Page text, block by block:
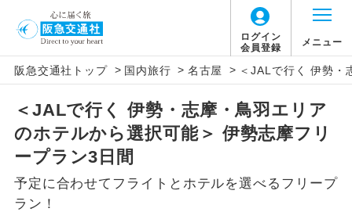
ログイン
会員登録
メニュー
阪急交通社トップ > 国内旅行 > 名古屋 > ＜JALで行く 伊勢・
＜JALで行く 伊勢・志摩・鳥羽エリア
のホテルから選択可能＞ 伊勢志摩フリ
ープラン3日間
予定に合わせてフライトとホテルを選べるフリープ
ラン！
アイコン 説明
添乗員同行
往路出発空港（駅）から復路到着空港
（駅）まで同行します。
現地添乗員同
行
現地到着空港（駅）から最終日出発空港
（駅）まで添乗員が同行します。
「価格変動型ツアー」に関するご案内
価格変動型ツアーとは
航空会社が設定する「個人包括旅行運
賃」を利用したツアーです。
お申し込み時期・ご利用便の空席状況に